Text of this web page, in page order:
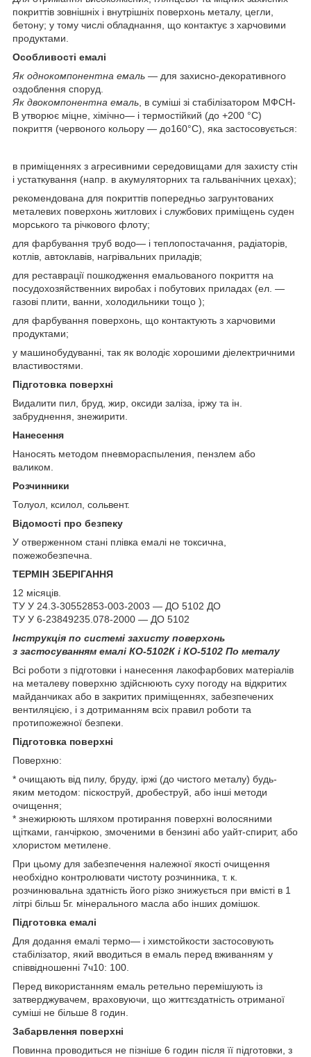
покриттів зовнішніх і внутрішніх поверхонь металу, цегли,
бетону; у тому числі обладнання, що контактує з харчовими
продуктами.
Особливості емалі
Як однокомпонентна емаль — для захисно-декоративного
оздоблення споруд.
Як двокомпонентна емаль , в суміші зі стабілізатором МФСН-
В утворює міцне, хімічно— і термостійкий (до +200 °С)
покриття (червоного кольору — до160°С), яка застосовується:
в приміщеннях з агресивними середовищами для захисту стін
і устаткування (напр. в акумуляторних та гальванічних цехах);
рекомендована для покриттів попередньо загрунтованих
металевих поверхонь житлових і службових приміщень суден
морського та річкового флоту;
для фарбування труб водо— і теплопостачання, радіаторів,
котлів, автоклавів, нагрівальних приладів;
для реставрації пошкодження емальованого покриття на
посудохозяйственних виробах і побутових приладах (ел. —
газові плити, ванни, холодильники тощо );
для фарбування поверхонь, що контактують з харчовими
продуктами;
у машинобудуванні, так як володіє хорошими діелектричними
властивостями.
Підготовка поверхні
Видалити пил, бруд, жир, оксиди заліза, іржу та ін.
забруднення, знежирити.
Нанесення
Наносять методом пневмораспыления, пензлем або
валиком.
Розчинники
Толуол, ксилол, сольвент.
Відомості про безпеку
У отверженном стані плівка емалі не токсична,
пожежобезпечна.
ТЕРМІН ЗБЕРІГАННЯ
12 місяців.
ТУ У 24.3-30552853-003-2003 — ДО 5102 ДО
ТУ У 6-23849235.078-2000 — ДО 5102
Інструкція по системі захисту поверхонь
з застосуванням емалі КО-5102К і КО-5102 По металу
Всі роботи з підготовки і нанесення лакофарбових матеріалів
на металеву поверхню здійснюють суху погоду на відкритих
майданчиках або в закритих приміщеннях, забезпечених
вентиляцією, і з дотриманням всіх правил роботи та
протипожежної безпеки.
Підготовка поверхні
Поверхню:
* очищають від пилу, бруду, іржі (до чистого металу) будь-
яким методом: піскоструй, дробеструй, або інші методи
очищення;
* знежирюють шляхом протирання поверхні волосяними
щітками, ганчіркою, змоченими в бензині або уайт-спирит, або
хлористом метилене.
При цьому для забезпечення належної якості очищення
необхідно контролювати чистоту розчинника, т. к.
розчинювальна здатність його різко знижується при вмісті в 1
літрі більш 5г. мінерального масла або інших домішок.
Підготовка емалі
Для додання емалі термо— і химстойкости застосовують
стабілізатор, який вводиться в емаль перед вживанням у
співвідношенні 7ч10: 100.
Перед використанням емаль ретельно перемішують із
затверджувачем, враховуючи, що життєздатність отриманої
суміші не більше 8 годин.
Забарвлення поверхні
Повинна проводиться не пізніше 6 годин після її підготовки, з